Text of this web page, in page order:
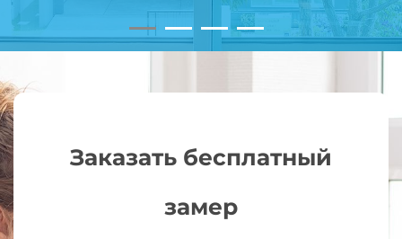
Заказать бесплатный
замер